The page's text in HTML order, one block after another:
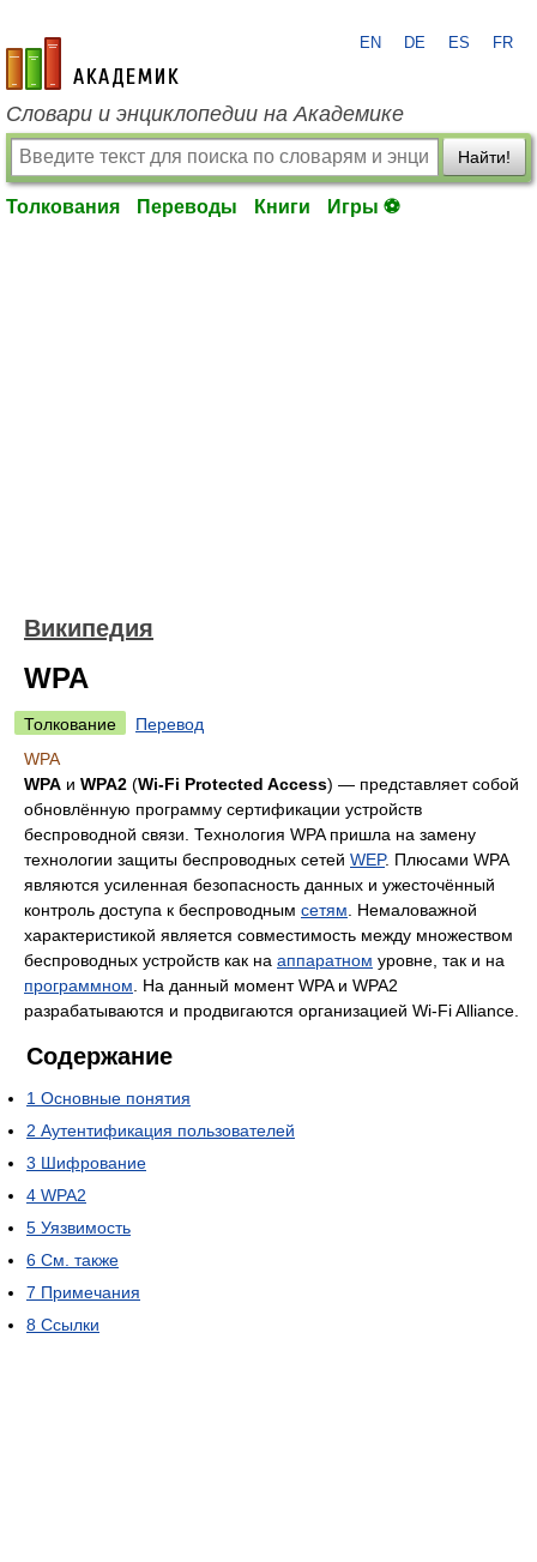
academic.ru
EN DE ES FR
Словари и энциклопедии на Академике
Найти!
Толкования Переводы Книги Игры ⚽
Википедия
WPA
Толкование
Перевод
WPA
WPA и WPA2 (Wi-Fi Protected Access) — представляет собой
обновлённую программу сертификации устройств
беспроводной связи. Технология WPA пришла на замену
технологии защиты беспроводных сетей WEP. Плюсами WPA
являются усиленная безопасность данных и ужесточённый
контроль доступа к беспроводным сетям . Немаловажной
характеристикой является совместимость между множеством
беспроводных устройств как на аппаратном уровне, так и на
программном . На данный момент WPA и WPA2
разрабатываются и продвигаются организацией Wi-Fi Alliance.
Содержание
1 Основные понятия
2 Аутентификация пользователей
3 Шифрование
4 WPA2
5 Уязвимость
6 См. также
7 Примечания
8 Ссылки